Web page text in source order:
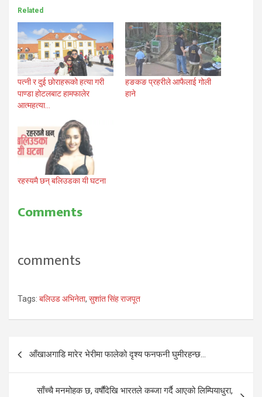
Related
पत्नी र दुई छोराहरूको हत्या गरी
पाण्डा होटलबाट हामफालेर
आत्महत्या…
हङकङ प्रहरीले आफैलाई गोली
हाने
रहस्यमै छन् बलिउडका यी घटना
Comments
comments
Tags: बलिउड अभिनेता, सुशांत सिंह राजपूत
Post
navigation
आँखाअगाडि मारेर भेरीमा फालेको दृश्य फनफनी घुमीरहन्छ…
साँच्चै मनमोहक छ, वर्षौंदेखि भारतले कब्जा गर्दै आएको लिम्पियाधुरा,